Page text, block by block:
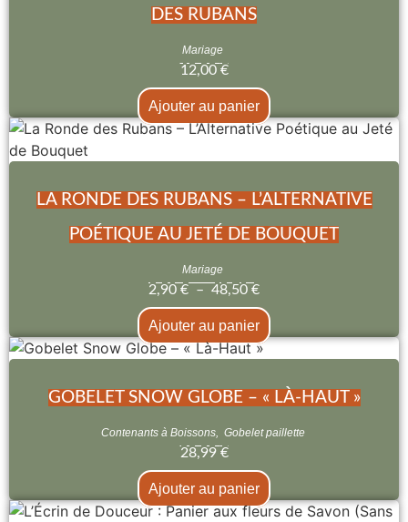
DES RUBANS
Mariage
12,00 €
Ajouter au panier
LA RONDE DES RUBANS – L’ALTERNATIVE
POÉTIQUE AU JETÉ DE BOUQUET
Mariage
2,90 € – 48,50 €
Ajouter au panier
GOBELET SNOW GLOBE – « LÀ-HAUT »
Contenants à Boissons, Gobelet paillette
28,99 €
Ajouter au panier